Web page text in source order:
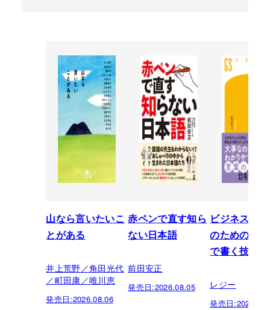
山なら言いたいこ
とがある
井上荒野／角田光代
／町田康／唯川恵
発売日:2026.08.06
赤ペンで直す知ら
ない日本語
前田安正
発売日:2026.08.05
ビジネスパ
のための「
で書く技術
レジー
発売日: